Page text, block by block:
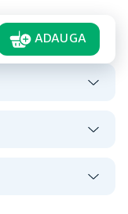
ADAUGA